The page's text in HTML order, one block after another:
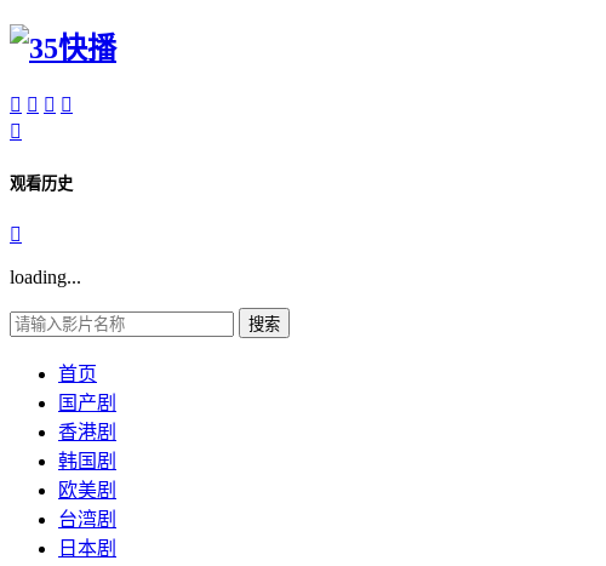
   

观看历史

loading...
搜索
首页
国产剧
香港剧
韩国剧
欧美剧
台湾剧
日本剧